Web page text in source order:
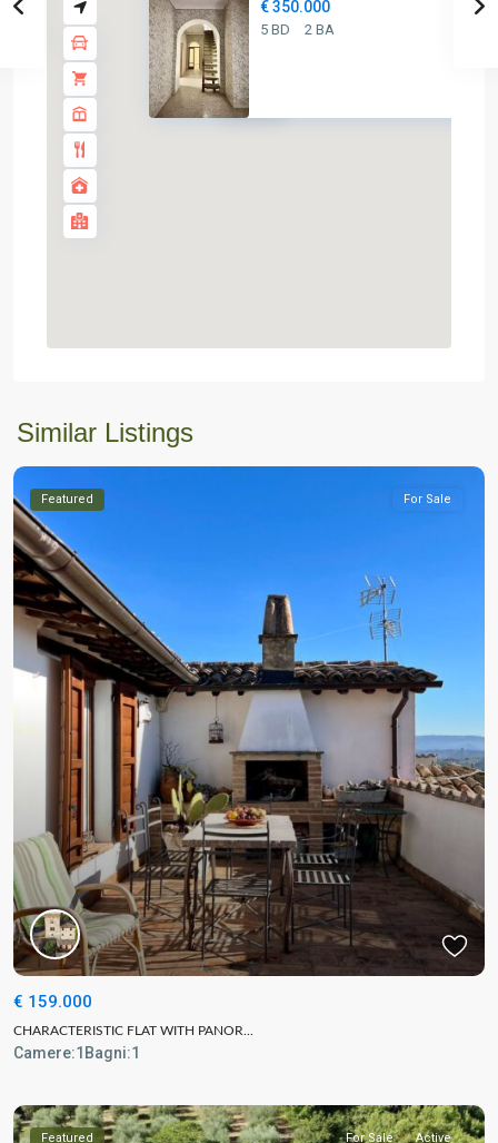
€ 350K
€ 350.000
5 BD 2 BA
Similar Listings
Featured For Sale
€ 159.000
CHARACTERISTIC FLAT WITH PANOR...
Camere:1 Bagni:1
Featured For Sale Active